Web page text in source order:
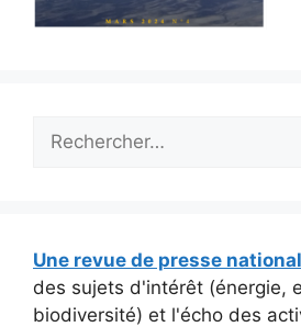
Une revue de presse
des sujets d'intérêt (énergie,
biodiversité) et l'écho des